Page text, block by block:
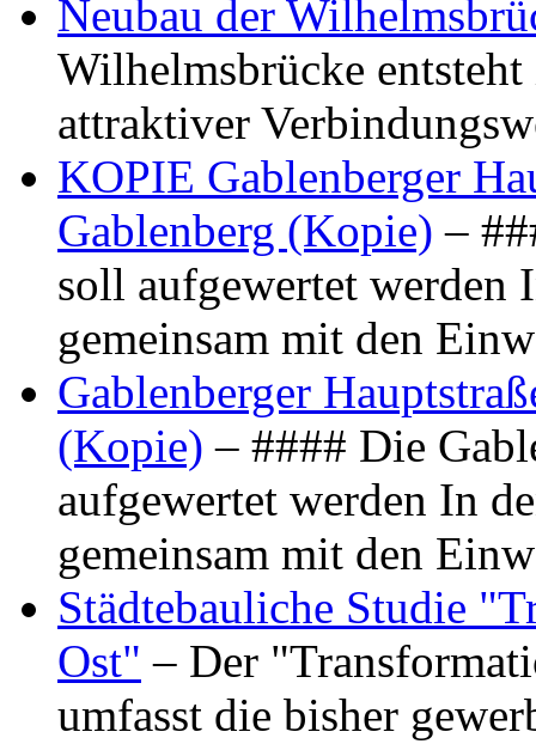
Neubau der
Wilhelmsbrücke
attraktiver
KOPIE Gablenberger
Gablenberg (Kopie) –
soll aufgewertet werden
gemeinsam mit den
Gablenberger
(Kopie) – #### Die
aufgewertet werden In
gemeinsam mit den
Städtebauliche Studie
Ost" – Der
umfasst die bisher